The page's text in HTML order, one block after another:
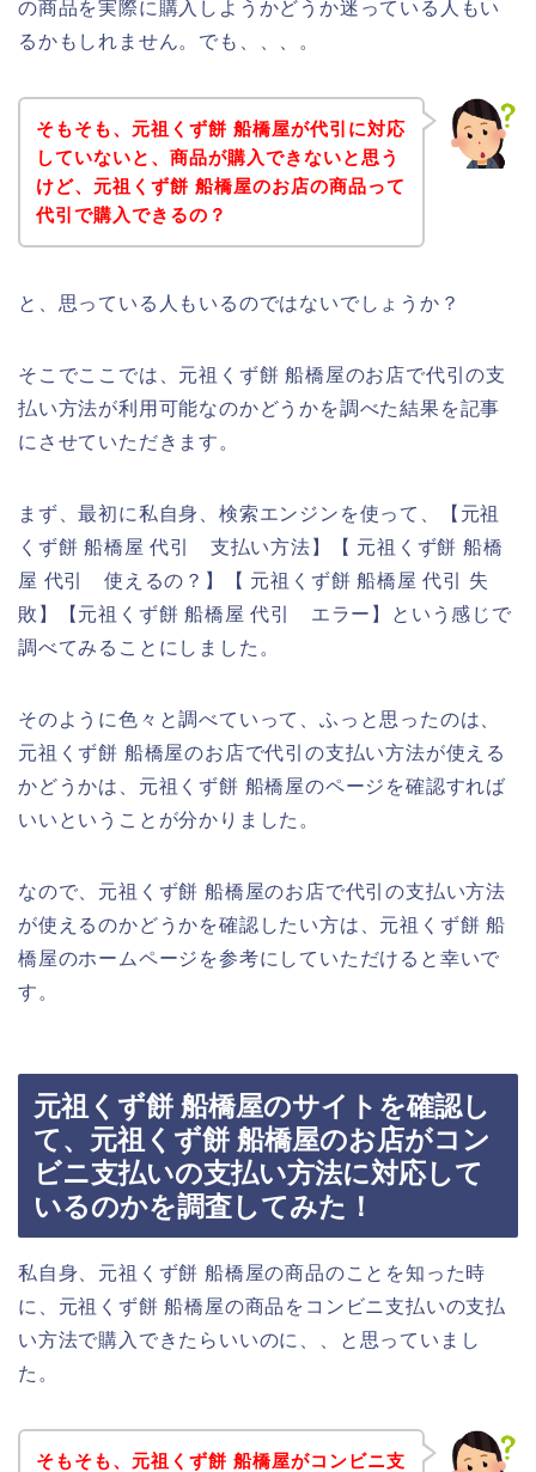
の商品を実際に購入しようかどうか迷っている人もい
るかもしれません。でも、、、。
そもそも、元祖くず餅 船橋屋が代引に対応
していないと、商品が購入できないと思う
けど、元祖くず餅 船橋屋のお店の商品って
代引で購入できるの？
と、思っている人もいるのではないでしょうか？
そこでここでは、元祖くず餅 船橋屋のお店で代引の支
払い方法が利用可能なのかどうかを調べた結果を記事
にさせていただきます。
まず、最初に私自身、検索エンジンを使って、【元祖
くず餅 船橋屋 代引 支払い方法】【 元祖くず餅 船橋
屋 代引 使えるの？】【 元祖くず餅 船橋屋 代引 失
敗】【元祖くず餅 船橋屋 代引 エラー】という感じで
調べてみることにしました。
そのように色々と調べていって、ふっと思ったのは、
元祖くず餅 船橋屋のお店で代引の支払い方法が使える
かどうかは、元祖くず餅 船橋屋のページを確認すれば
いいということが分かりました。
なので、元祖くず餅 船橋屋のお店で代引の支払い方法
が使えるのかどうかを確認したい方は、元祖くず餅 船
橋屋のホームページを参考にしていただけると幸いで
す。
元祖くず餅 船橋屋のサイトを確認し
て、元祖くず餅 船橋屋のお店がコン
ビニ支払いの支払い方法に対応して
いるのかを調査してみた！
私自身、元祖くず餅 船橋屋の商品のことを知った時
に、元祖くず餅 船橋屋の商品をコンビニ支払いの支払
い方法で購入できたらいいのに、、と思っていまし
た。
そもそも、元祖くず餅 船橋屋がコンビニ支